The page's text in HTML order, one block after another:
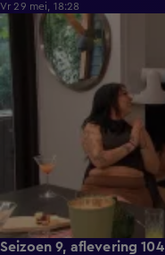
Vr 29 mei, 18:28
Seizoen 9, aflevering 104